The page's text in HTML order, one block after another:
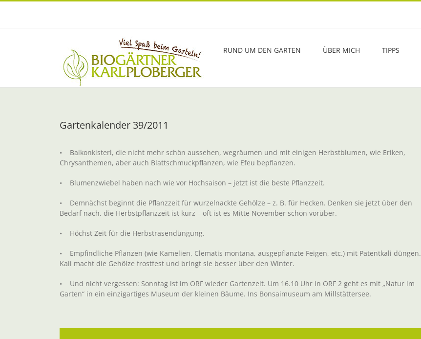
Zum
RUND UM DEN GARTEN ÜBER MICH TIPPS
Gartenkalender 39/2011
• Balkonkisterl, die nicht mehr schön aussehen, wegräumen und mit einigen Herbstblumen, wie Eriken,
Chrysanthemen, aber auch Blattschmuckpflanzen, wie Efeu bepflanzen.
• Blumenzwiebel haben nach wie vor Hochsaison – jetzt ist die beste Pflanzzeit.
• Demnächst beginnt die Pflanzzeit für wurzelnackte Gehölze – z. B. für Hecken. Denken sie jetzt über den
Bedarf nach, die Herbstpflanzzeit ist kurz – oft ist es Mitte November schon vorüber.
• Höchst Zeit für die Herbstrasendüngung.
• Empfindliche Pflanzen (wie Kamelien, Clematis montana, ausgepflanzte Feigen, etc.) mit Patentkali düngen.
Kali macht die Gehölze frostfest und bringt sie besser über den Winter.
• Und nicht vergessen: Sonntag ist im ORF wieder Gartenzeit. Um 16.10 Uhr in ORF 2 geht es mit „Natur im
Garten“ in ein einzigartiges Museum der kleinen Bäume. Ins Bonsaimuseum am Millstättersee.